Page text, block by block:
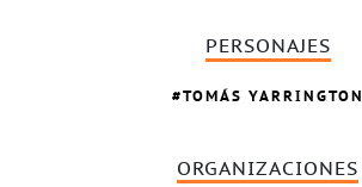
PERSONAJES
TOMÁS YARRINGTON
ORGANIZACIONES